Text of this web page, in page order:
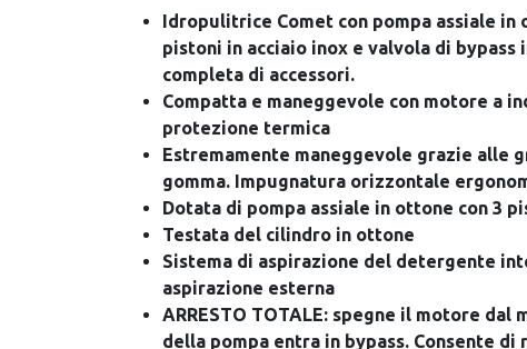
Idropulitrice Comet con pompa assiale in
pistoni in acciaio inox e valvola di bypass
completa di accessori.
Compatta e maneggevole con motore a
protezione termica
Estremamente maneggevole grazie alle
gomma. Impugnatura orizzontale
Dotata di pompa assiale in ottone con 3
Testata del cilindro in ottone
Sistema di aspirazione del detergente
aspirazione esterna
ARRESTO TOTALE: spegne il motore dal
della pompa entra in bypass. Consente di